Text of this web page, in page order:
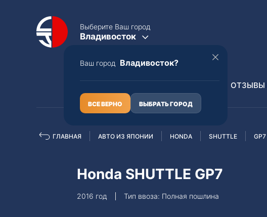
Выберите Ваш город
Владивосток
Ваш город Владивосток?
ВСЕ ВЕРНО ВЫБРАТЬ ГОРОД
Полная пошлина
ОТЗЫВЫ
ГЛАВНАЯ АВТО ИЗ ЯПОНИИ HONDA SHUTTLE GP7
Honda SHUTTLE GP7
2016 год Тип ввоза: Полная пошлина